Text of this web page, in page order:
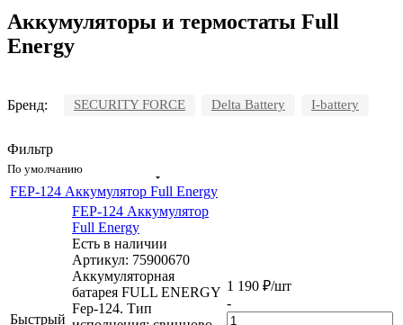
Аккумуляторы и термостаты Full
Energy
Бренд: SECURITY FORCE Delta Battery I-battery
Фильтр
По умолчанию
FEP-124 Аккумулятор Full Energy
Быстрый
FEP-124 Аккумулятор
Full Energy
Есть в наличии
Артикул: 75900670
Аккумуляторная
батарея FULL ENERGY
Fep-124. Тип
1 190 ₽/шт
-